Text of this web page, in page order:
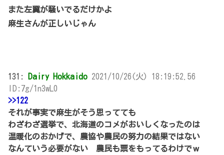
また左翼が騒いでるだけかよ
麻生さんが正しいじゃん
131: Dairy Hokkaido 2021/10/26(火) 18:19:52.56
ID:7g/1n3wL0
>>122
それが事実で麻生がそう思ってても
わざわざ選挙で、北海道のコメがおいしくなったのは
温暖化のおかげで、農協や農民の努力の結果ではない
なんていう必要がない 農民も票をもってるわけでｗ